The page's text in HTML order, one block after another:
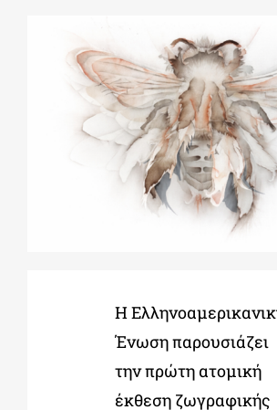
ΕΝΤΥΠΗ ΕΚΔΟΣΗ
ΒΙΒΛΙΟΘΗΚΗ
ΕΚΠΑΙΔΕΥΤΙΚΑ ΙΔΡΥΜΑΤΑ
ΠΟΛΙΤΙΣΤΙΚΟΙ ΦΟΡΕΙΣ
Η
Ένωση παρουσιάζει
την πρώτη ατομική
έκθεση ζωγραφικής